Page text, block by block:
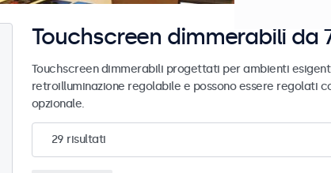
Touchscreen dimmerabili da
Touchscreen dimmerabili progettati per ambienti
retroilluminazione regolabile e possono essere regolati
opzionale.
29 risultati